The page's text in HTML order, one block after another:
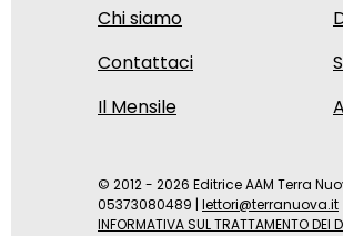
Chi siamo
Contattaci
Il Mensile
© 2012 - 2026 Editrice AAM Terra
05373080489 | lettori@terranuova.it
INFORMATIVA SUL TRATTAMENTO DEI